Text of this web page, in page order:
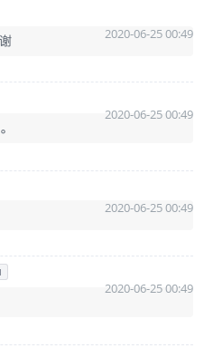
2020-06-25 00:49
2020-06-25 00:49
2020-06-25 00:49
2020-06-25 00:49